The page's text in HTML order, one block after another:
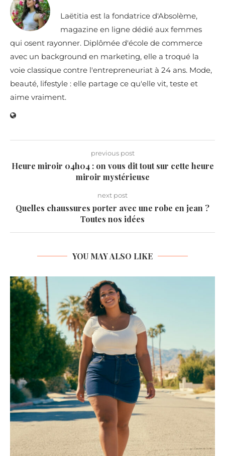
Laëtitia est la fondatrice d'Absolème,
magazine en ligne dédié aux femmes
qui osent rayonner. Diplômée d'école de commerce
avec un background en marketing, elle a troqué la
voie classique contre l'entrepreneuriat à 24 ans. Mode,
beauté, lifestyle : elle partage ce qu'elle vit, teste et
aime vraiment.
previous post
Heure miroir 04h04 : on vous dit tout sur cette heure
miroir mystérieuse
next post
Quelles chaussures porter avec une robe en jean ?
Toutes nos idées
YOU MAY ALSO LIKE